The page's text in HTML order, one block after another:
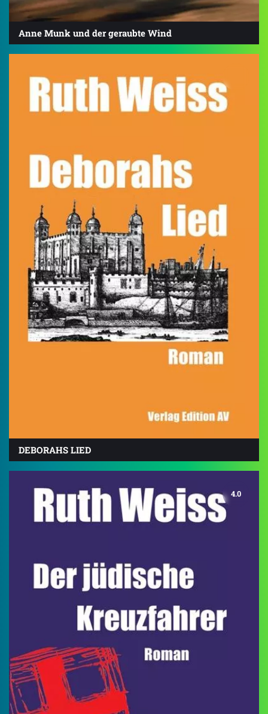
Anne Munk und der geraubte Wind
DEBORAHS LIED
4.0